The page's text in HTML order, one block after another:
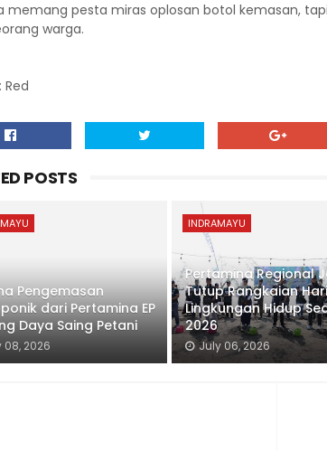
memang pesta miras oplosan botol kemasan,
warga.
Red
POSTS
Pengemasan
dari Pertamina EP
Daya Saing Petani
08, 2026
INDRAMAYU
Pertamina Regional
Tutup Rangkaian Hari
Lingkungan Hidup
2026
July 06, 2026